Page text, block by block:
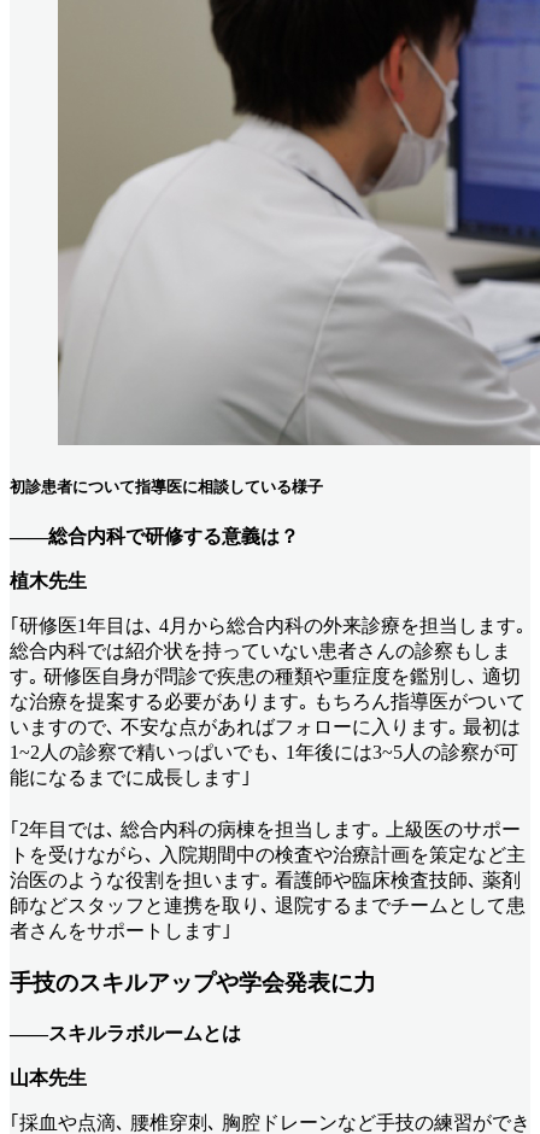
初診患者について指導医に相談している様子
――総合内科で研修する意義は？
植木先生
｢研修医1年目は､ 4月から総合内科の外来診療を担当します｡
総合内科では紹介状を持っていない患者さんの診察もしま
す｡ 研修医自身が問診で疾患の種類や重症度を鑑別し､ 適切
な治療を提案する必要があります｡ もちろん指導医がついて
いますので､ 不安な点があればフォローに入ります｡ 最初は
1~2人の診察で精いっぱいでも､ 1年後には3~5人の診察が可
能になるまでに成長します｣
｢2年目では､ 総合内科の病棟を担当します｡ 上級医のサポー
トを受けながら､ 入院期間中の検査や治療計画を策定など主
治医のような役割を担います｡ 看護師や臨床検査技師､ 薬剤
師などスタッフと連携を取り､ 退院するまでチームとして患
者さんをサポートします｣
手技のスキルアップや学会発表に力
――スキルラボルームとは
山本先生
｢採血や点滴､ 腰椎穿刺､ 胸腔ドレーンなど手技の練習ができ